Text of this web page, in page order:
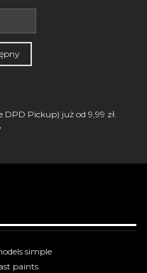
Pickup) już od 9,99 zł.
simple
paints